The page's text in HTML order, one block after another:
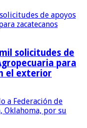
solicitudes de
para
el exterior